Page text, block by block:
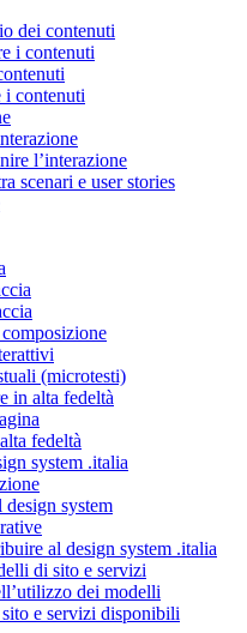
dei contenuti
i contenuti
i contenuti
l’interazione
scenari e user stories
(microtesti)
in alta fedeltà
fedeltà
system .italia
system
al design system .italia
di sito e servizi
dei modelli
e servizi disponibili